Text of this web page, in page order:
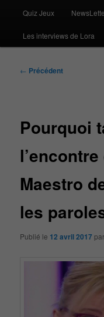
Quiz Jeux
Les interviews de Lora
Navigation
← Précédent
Pourquoi
Maestro
les
Publié le 12 avril 2017